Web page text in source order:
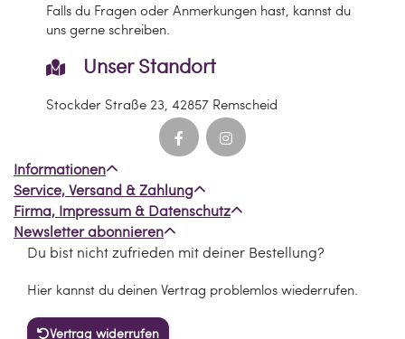
Falls du Fragen oder Anmerkungen hast, kannst du
uns gerne schreiben.
Unser Standort
Stockder Straße 23, 42857 Remscheid
Informationen
Service, Versand & Zahlung
Firma, Impressum & Datenschutz
Newsletter abonnieren
Du bist nicht zufrieden mit deiner Bestellung?
Hier kannst du deinen Vertrag problemlos wiederrufen.
Vertrag widerrufen